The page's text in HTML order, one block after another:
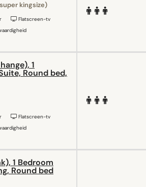
kingsize)
Flatscreen-tv
1
Round bed,
Flatscreen-tv
1 Bedroom
Round bed